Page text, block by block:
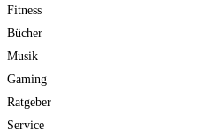
Fitness
Bücher
Musik
Gaming
Ratgeber
Service